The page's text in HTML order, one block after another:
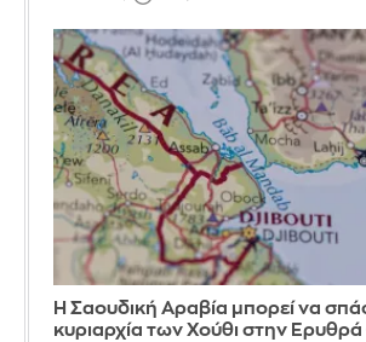
Η Σαουδική Αραβία μπορεί να
κυριαρχία των Χούθι στην